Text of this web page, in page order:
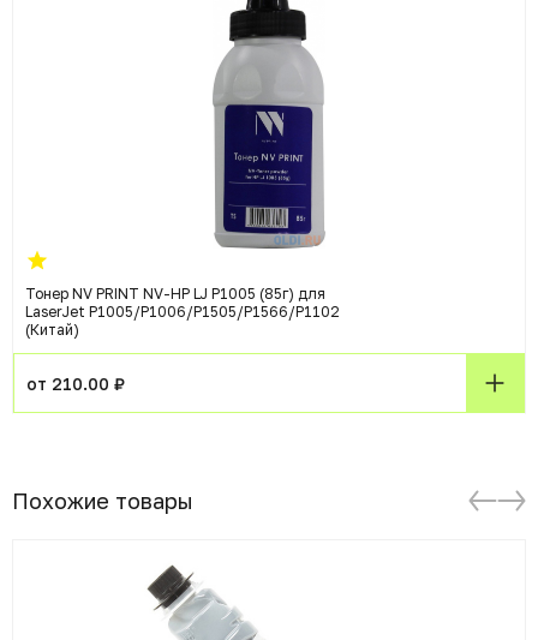
Тонер NV PRINT NV-HP LJ P1005 (85г) для
LaserJet P1005/P1006/P1505/P1566/P1102
(Китай)
от 210.00 ₽
Похожие товары